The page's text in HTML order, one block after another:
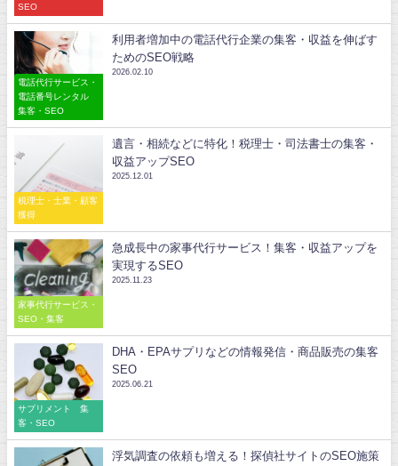
SEO
電話代行サービス・
電話番号レンタル
集客・SEO
利用者増加中の電話代行企業の集客・収益を伸ばす
ためのSEO戦略
2026.02.10
税理士・士業・顧客
獲得
遺言・相続などに特化！税理士・司法書士の集客・
収益アップSEO
2025.12.01
家事代行サービス・
SEO・集客
急成長中の家事代行サービス！集客・収益アップを
実現するSEO
2025.11.23
サプリメント 集
客・SEO
DHA・EPAサプリなどの情報発信・商品販売の集客
SEO
2025.06.21
浮気調査の依頼も増える！探偵社サイトのSEO施策